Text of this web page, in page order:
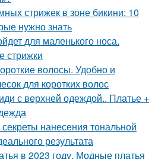
стрижек в зоне бикини: 10
нужно знать
для маленького носа.
стрижки
волосы. Удобно и
для коротких волос
с верхней одеждой.. Платье +
нанесения тональной
результата
в 2023 году. Модные платья